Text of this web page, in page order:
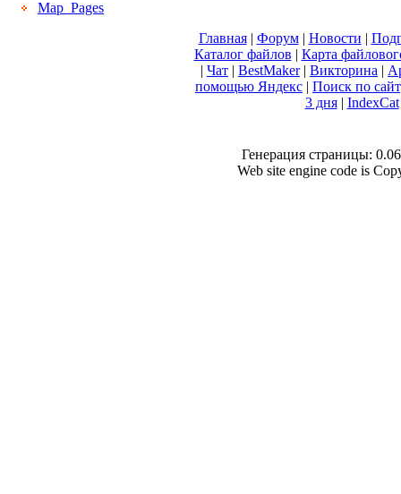
Map_Pages
Главная| Форум| Новости |
Каталог файлов | Карта
| Чат | BestMaker| Викторина |
помощью Яндекс | Поиск по
3 дня| IndexCat
Генерация страницы:
Web site engine code is